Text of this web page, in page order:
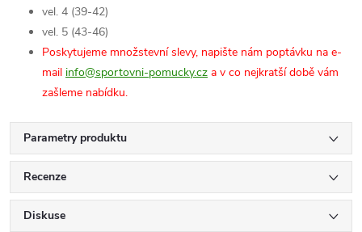
vel. 4 (39-42)
vel. 5 (43-46)
Poskytujeme množstevní slevy, napište nám poptávku na e-
mail info@sportovni-pomucky.cz a v co nejkratší době vám
zašleme nabídku.
Parametry produktu
Recenze
Diskuse